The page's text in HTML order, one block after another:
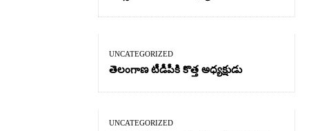
UNCATEGORIZED
తెలంగాణ టీడీపీకి కొత్త అధ్యక్షుడు
UNCATEGORIZED